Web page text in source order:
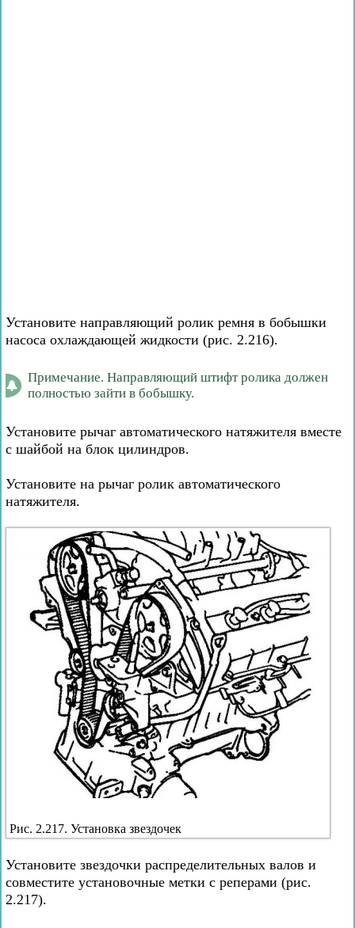
Установите направляющий ролик ремня в бобышки
насоса охлаждающей жидкости (рис. 2.216).
Примечание. Направляющий штифт ролика должен
полностью зайти в бобышку.
Установите рычаг автоматического натяжителя вместе
с шайбой на блок цилиндров.
Установите на рычаг ролик автоматического
натяжителя.
Рис. 2.217. Установка звездочек
Установите звездочки распределительных валов и
совместите установочные метки с реперами (рис.
2.217).